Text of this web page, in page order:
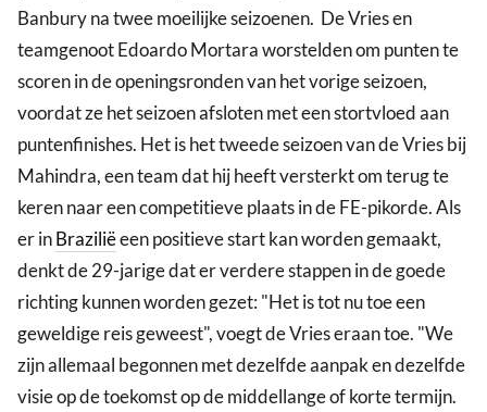
Banbury na twee moeilijke seizoenen. De Vries en
teamgenoot Edoardo Mortara worstelden om punten te
scoren in de openingsronden van het vorige seizoen,
voordat ze het seizoen afsloten met een stortvloed aan
puntenfinishes. Het is het tweede seizoen van de Vries bij
Mahindra, een team dat hij heeft versterkt om terug te
keren naar een competitieve plaats in de FE-pikorde. Als
er inBraziliëeen positieve start kan worden gemaakt,
denkt de 29-jarige dat er verdere stappen in de goede
richting kunnen worden gezet: "Het is tot nu toe een
geweldige reis geweest", voegt de Vries eraan toe. "We
zijn allemaal begonnen met dezelfde aanpak en dezelfde
visie op de toekomst op de middellange of korte termijn.